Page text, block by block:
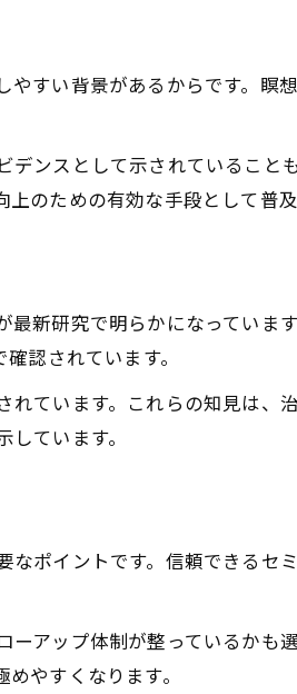
すい背景があるからです。瞑
ンスとして示されていること
のための有効な手段として普及
新研究で明らかになっていま
認されています。
ています。これらの知見は、
ています。
ポイントです。信頼できるセ
アップ体制が整っているかも
やすくなります。